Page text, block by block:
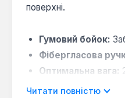
поверхні.
Гумовий бойок:
Фібергласова
Оптимальна вага:
Читати повністю